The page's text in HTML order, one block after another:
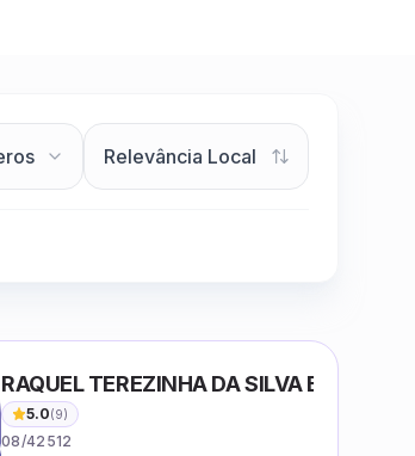
RAQUEL TEREZINHA DA SILVA BIONDI
5.0(9)
08/42512